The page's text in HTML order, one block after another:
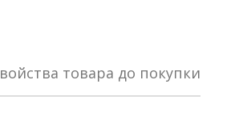
товара до покупки